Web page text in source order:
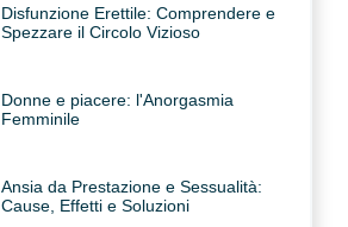
Disfunzione Erettile: Comprendere e
Spezzare il Circolo Vizioso
Donne e piacere: l'Anorgasmia
Femminile
Ansia da Prestazione e Sessualità:
Cause, Effetti e Soluzioni